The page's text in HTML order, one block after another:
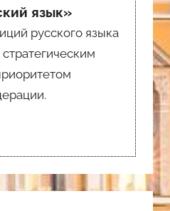
язык»
русского языка